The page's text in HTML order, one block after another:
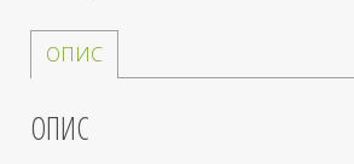
ОПИС
ОПИС